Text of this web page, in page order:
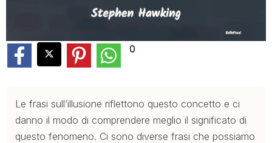
0
Le frasi sull’illusione riflettono questo concetto e ci
danno il modo di comprendere meglio il significato di
questo fenomeno. Ci sono diverse frasi che possiamo